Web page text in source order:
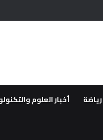
رياضة أخبار العلوم